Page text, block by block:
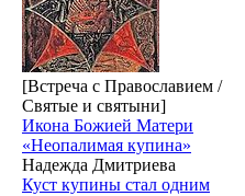
[Встреча с Православием /
Святые и святыни]
Икона Божией Матери
«Неопалимая купина»
Надежда Дмитриева
Куст купины стал одним